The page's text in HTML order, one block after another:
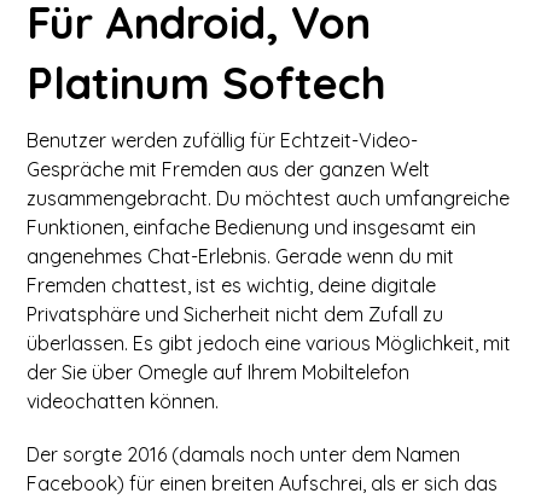
Für Android, Von
Platinum Softech
Benutzer werden zufällig für Echtzeit-Video-
Gespräche mit Fremden aus der ganzen Welt
zusammengebracht. Du möchtest auch umfangreiche
Funktionen, einfache Bedienung und insgesamt ein
angenehmes Chat-Erlebnis. Gerade wenn du mit
Fremden chattest, ist es wichtig, deine digitale
Privatsphäre und Sicherheit nicht dem Zufall zu
überlassen. Es gibt jedoch eine various Möglichkeit, mit
der Sie über Omegle auf Ihrem Mobiltelefon
videochatten können.
Der sorgte 2016 (damals noch unter dem Namen
Facebook) für einen breiten Aufschrei, als er sich das